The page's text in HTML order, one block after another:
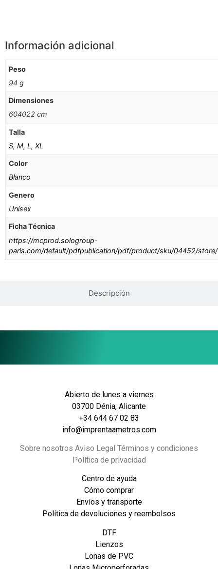
Descripción
Información adicional
Peso
94 g
Dimensiones
604022 cm
Talla
S,M,L,XL
Color
Blanco
Genero
Unisex
Ficha Técnica
https://mcprod.sologroup-
paris.com/default/pdfpublication/pdf/product/sku/04452/
Abierto de lunes a viernes
03700 Dénia, Alicante
+34 644 67 02 83
info@imprentaametros.com
Sobre nosotros Aviso Legal Términos y condiciones
Política de privacidad
Centro de ayuda
Cómo comprar
Envíos y transporte
Política de devoluciones y reembolsos
DTF
Lienzos
Lonas de PVC